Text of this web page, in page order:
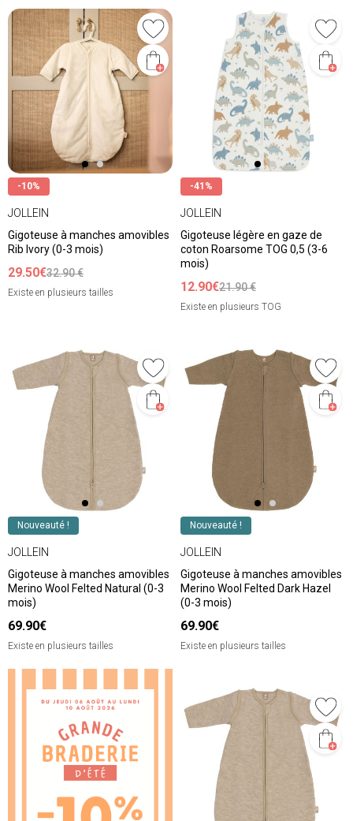
-10%
JOLLEIN
Gigoteuse à manches amovibles
Rib Ivory (0-3 mois)
29.50€32.90 €
Existe en plusieurs tailles
-41%
JOLLEIN
Gigoteuse légère en gaze de
coton Roarsome TOG 0,5 (3-6
mois)
12.90€21.90 €
Existe en plusieurs TOG
Nouveauté !
JOLLEIN
Gigoteuse à manches amovibles
Merino Wool Felted Natural (0-3
mois)
69.90€
Existe en plusieurs tailles
Nouveauté !
JOLLEIN
Gigoteuse à manches amovibles
Merino Wool Felted Dark Hazel
(0-3 mois)
69.90€
Existe en plusieurs tailles